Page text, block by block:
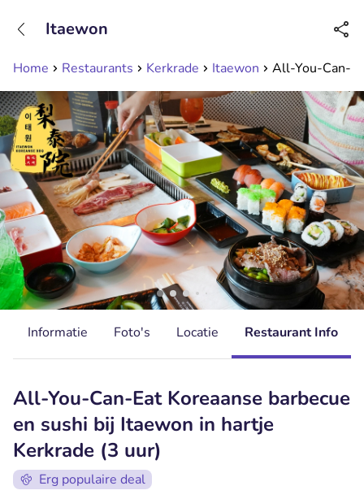
Bereikbaar tot 23:00 uur
Home Restaurants Kerkrade Itaewon All-You-Can-
Itaewon
Informatie Foto's Locatie Restaurant Info
All-You-Can-Eat Koreaanse barbecue
en sushi bij Itaewon in hartje
Kerkrade (3 uur)
Erg populaire deal